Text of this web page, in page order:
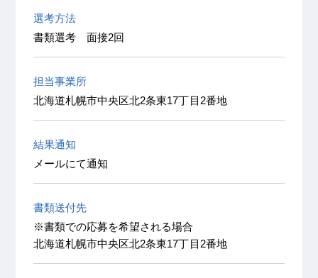
選考方法
書類選考 面接2回
担当事業所
北海道札幌市中央区北2条東17丁目2番地
結果通知
メールにて通知
書類送付先
※書類での応募を希望される場合
北海道札幌市中央区北2条東17丁目2番地